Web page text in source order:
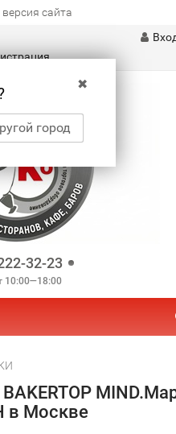
сайта
✖
город
32-23
10:00—18:00
в Москве